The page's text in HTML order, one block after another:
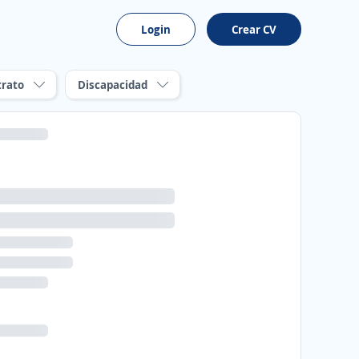
Login Crear CV
Discapacidad